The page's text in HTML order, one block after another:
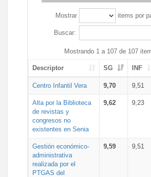
Mostrar items por
Buscar:
Mostrando 1 a 107 de 107
Descriptor SG INF
Centro Infantil Vera 9,70 9,51
Alta por la Biblioteca
de revistas y
congresos no
existentes en Senia
9,62 9,23
Gestión económico-
administrativa
realizada por el
PTGAS del
9,59 9,51